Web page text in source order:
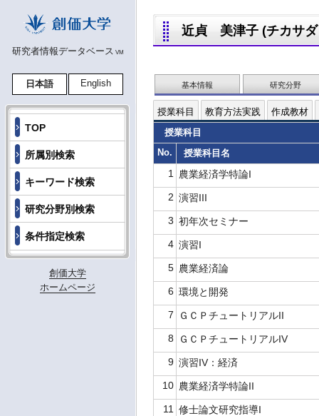
研究者情報データベース VM
日本語 English
TOP
所属別検索
キーワード検索
研究分野別検索
条件指定検索
創価大学
ホームページ
近貞 美津子 (チカサ
基本情報 研究分野
授業科目 教育方法実践
作成教材
授業科目
No.
授業科目名
1
農業経済学特論I
2 演習III
3 初年次セミナー
4 演習I
5 農業経済論
6 環境と開発
7
ＧＣＰチュートリアルII
8
ＧＣＰチュートリアルIV
9 演習IV：経済
10 農業経済学特論II
11
修士論文研究指導I